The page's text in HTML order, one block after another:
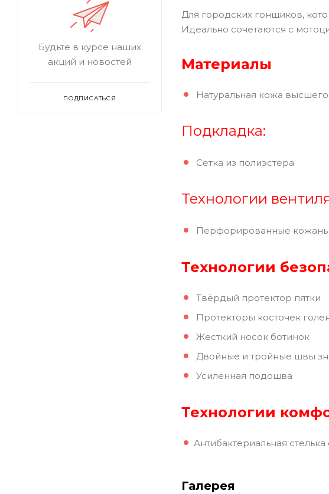
Для городских гонщиков,
Идеально сочетаются с
Материалы
Натуральная кожа высшего
Подкладка:
Сетка из полиэстера
Технологии
Перфорированные
Технологии
Твёрдый протектор пятки
Протекторы косточек
Жесткий носок ботинок
Двойные и тройные швы
Усиленная подошва
Технологии
Антибактериальная
Галерея
Будьте в курсе наших
акций и новостей
ПОДПИСАТЬСЯ